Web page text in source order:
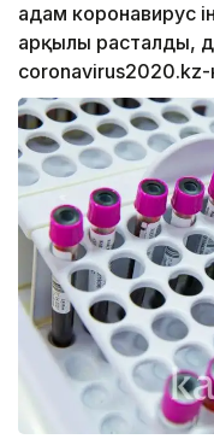
адам коронавирус
арқылы расталды,
coronavirus2020.kz-